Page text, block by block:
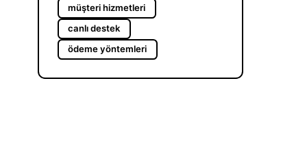
müşteri hizmetleri
canlı destek
ödeme yöntemleri